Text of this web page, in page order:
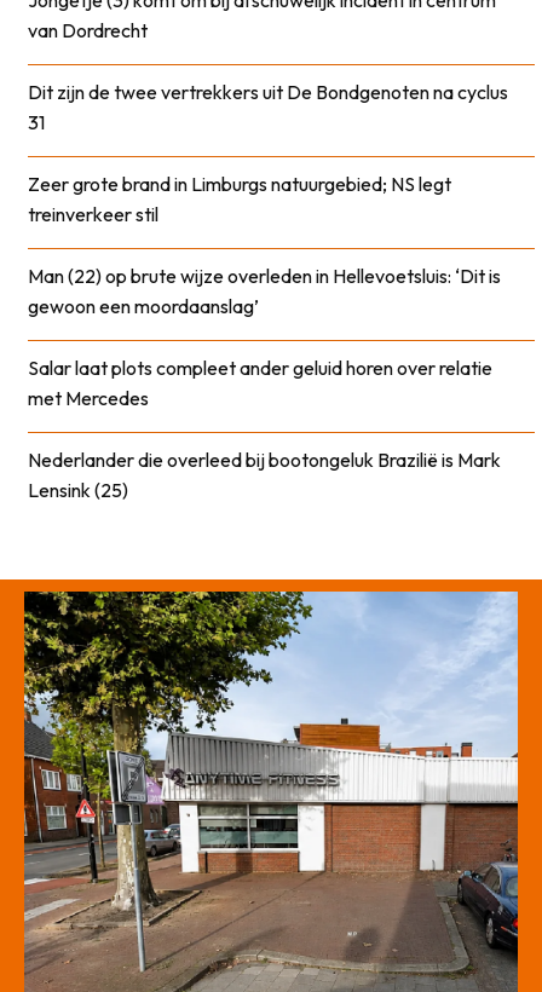
van Dordrecht
Dit zijn de twee vertrekkers uit De Bondgenoten na cyclus
31
Zeer grote brand in Limburgs natuurgebied; NS legt
treinverkeer stil
Man (22) op brute wijze overleden in Hellevoetsluis: ‘Dit is
gewoon een moordaanslag’
Salar laat plots compleet ander geluid horen over relatie
met Mercedes
Nederlander die overleed bij bootongeluk Brazilië is Mark
Lensink (25)